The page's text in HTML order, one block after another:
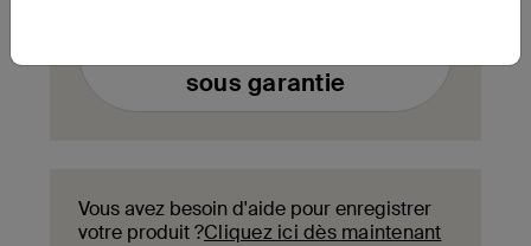
sous garantie
Vous avez besoin d'aide pour enregistrer
votre produit ?Cliquez ici dès maintenant